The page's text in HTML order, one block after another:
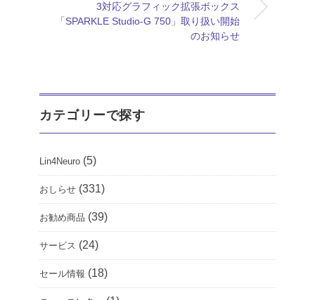
3対応グラフィック拡張ボックス
「SPARKLE Studio-G 750」取り扱い開始
のお知らせ
カテゴリーで探す
Lin4Neuro (5)
おしらせ (331)
お勧め商品 (39)
サービス (24)
セール情報 (18)